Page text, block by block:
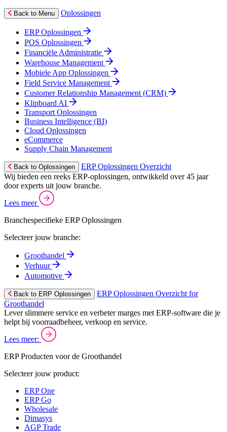
Back to Menu Oplossingen
ERP Oplossingen
POS Oplossingen
Financiële Administratie
Warehouse Management
Mobiele App Oplossingen
Field Service Management
Customer Relationship Management (CRM)
Klipboard AI
Transport Oplossingen
Business Intelligence (BI)
Cloud Oplossingen
eCommerce
Supply Chain Management
Back to Oplossingen
ERP Oplossingen Overzicht
Wij bieden een reeks ERP-oplossingen, ontwikkeld over 45 jaar
door experts uit jouw branche.
Lees meer
Branchespecifieke ERP Oplossingen
Selecteer jouw branche:
Groothandel
Verhuur
Automotive
Back to ERP Oplossingen
ERP Oplossingen Overzicht for
Groothandel
Lever slimmere service en verbeter marges met ERP-software die je
helpt bij voorraadbeheer, verkoop en service.
Lees meer:
ERP Producten voor de Groothandel
Selecteer jouw product:
ERP One
ERP Go
Wholesale
Dimasys
AGP Trade